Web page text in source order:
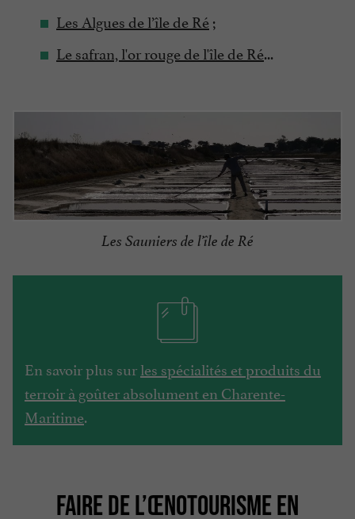
Les Algues de l’île de Ré;
Le safran, l'or rouge de l'île de Ré...
Les Sauniers de l’île de Ré
En savoir plus surles spécialités et produits du
terroir à goûter absolument en Charente-
Maritime.
FAIRE DE L’ŒNOTOURISME EN